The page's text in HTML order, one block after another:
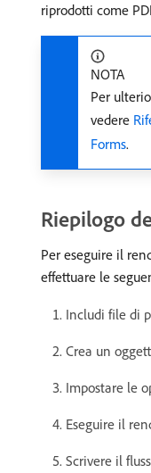
riprodotti come
NOTA
Per
vedere
Forms.
Riepilogo
Per eseguire il
effettuare le
Includi file di
Crea un
Impostare le
Eseguire il
Scrivere il